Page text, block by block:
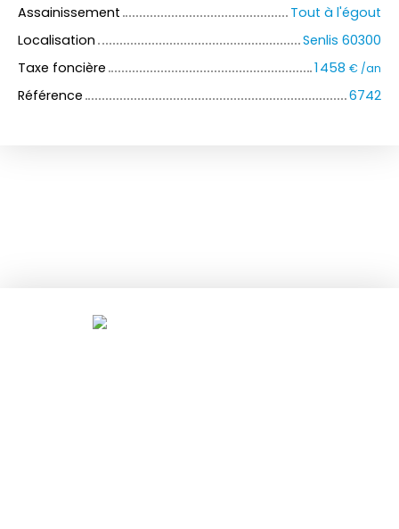
Assainissement
Tout à l'égout
Localisation
Senlis 60300
Taxe foncière
1 458 € /an
Référence 6742